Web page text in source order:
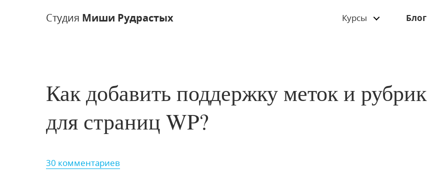
Студия Миши Рудрастых Курсы Блог
Как добавить поддержку меток и рубрик
для страниц WP?
30 комментариев